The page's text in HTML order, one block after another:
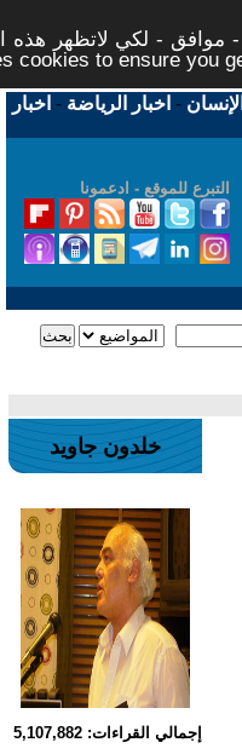
موافق - لكي لاتظهر هذه
cookies to ensure you
- اخبار الرياضة - اخبار
التبرع للموقع - ادعمونا
خلدون جاويد
إجمالي القراءات: 5,107,882